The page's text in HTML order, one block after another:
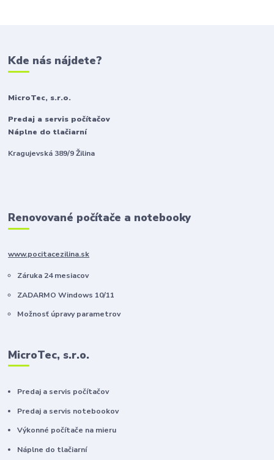
Kde nás nájdete?
MicroTec, s.r.o.
Predaj a servis počítačov
Náplne do tlačiarní
Kragujevská 389/9 Žilina
Renovované počítače a notebooky
www.pocitacezilina.sk
Záruka 24 mesiacov
ZADARMO Windows 10/11
Možnosť úpravy parametrov
MicroTec, s.r.o.
Predaj a servis počítačov
Predaj a servis notebookov
Výkonné počítače na mieru
Náplne do tlačiarní